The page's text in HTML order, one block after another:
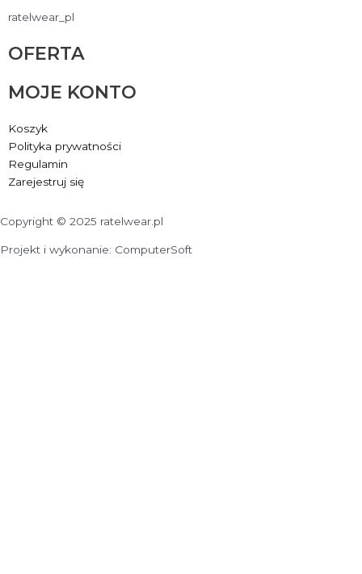
ratelwear_pl
OFERTA
MOJE KONTO
Koszyk
Polityka prywatności
Regulamin
Zarejestruj się
Copyright © 2025 ratelwear.pl
Projekt i wykonanie: ComputerSoft